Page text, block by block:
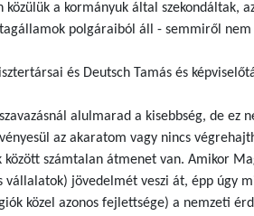
a kormányuk által szekondáltak,
polgáraiból áll - semmiről
és Deutsch Tamás és
alulmarad a kisebbség, de
az akaratom vagy nincs
között számtalan átmenet van. Amikor
jövedelmét veszi át, épp úgy
közel azonos fejlettsége) a nemzeti